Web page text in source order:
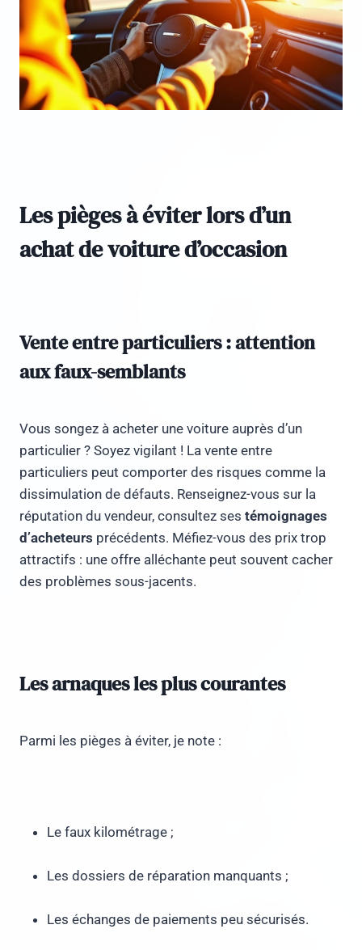
Les pièges à éviter lors d’un
achat de voiture d’occasion
Vente entre particuliers : attention
aux faux-semblants
Vous songez à acheter une voiture auprès d’un
particulier ? Soyez vigilant ! La vente entre
particuliers peut comporter des risques comme la
dissimulation de défauts. Renseignez-vous sur la
réputation du vendeur, consultez ses témoignages
d’acheteurs précédents. Méfiez-vous des prix trop
attractifs : une offre alléchante peut souvent cacher
des problèmes sous-jacents.
Les arnaques les plus courantes
Parmi les pièges à éviter, je note :
Le faux kilométrage ;
Les dossiers de réparation manquants ;
Les échanges de paiements peu sécurisés.